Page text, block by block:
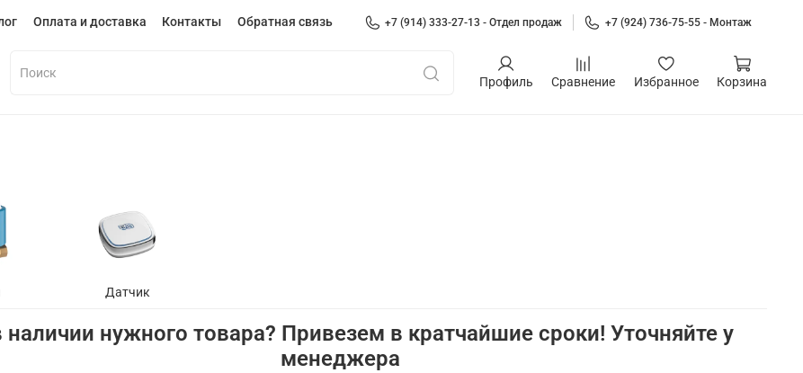
Оплата и доставка Контакты Обратная связь +7 (914) 333-27-13 - Отдел продаж +7 (924) 736-75-55 - Монтаж
Профиль Сравнение Избранное Корзина
Датчик
наличии нужного товара? Привезем в кратчайшие сроки! Уточняйте у
менеджера